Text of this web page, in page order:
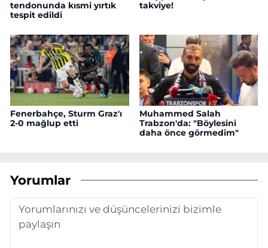
tendonunda kısmi yırtık
tespit edildi
takviye!
Fenerbahçe, Sturm Graz'ı
2-0 mağlup etti
Muhammed Salah
Trabzon'da: "Böylesini
daha önce görmedim"
Yorumlar